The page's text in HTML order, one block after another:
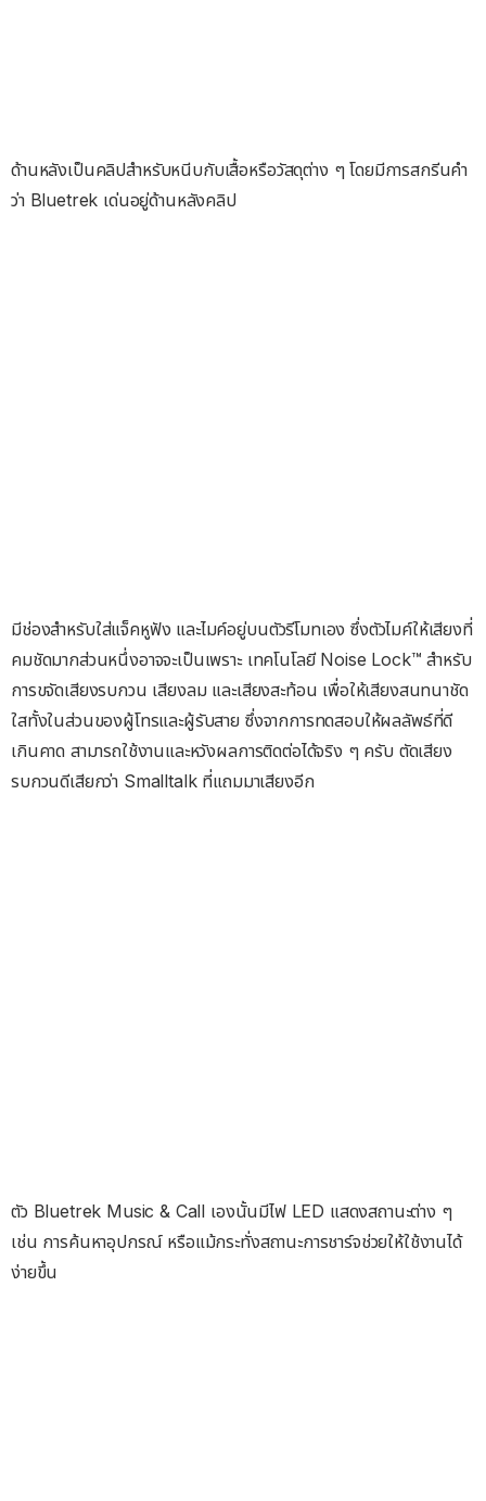
ด้านหลังเป็นคลิปสำหรับหนีบกับเสื้อหรือวัสดุต่าง ๆ โดยมีการสกรีนคำ
ว่า Bluetrek เด่นอยู่ด้านหลังคลิป
มีช่องสำหรับใส่แจ็คหูฟัง และไมค์อยู่บนตัวรีโมทเอง ซึ่งตัวไมค์ให้เสียงที่
คมชัดมากส่วนหนึ่งอาจจะเป็นเพราะ เทคโนโลยี Noise Lock™ สำหรับ
การขจัดเสียงรบกวน เสียงลม และเสียงสะท้อน เพื่อให้เสียงสนทนาชัด
ใสทั้งในส่วนของผู้โทรและผู้รับสาย ซึ่งจากการทดสอบให้ผลลัพธ์ที่ดี
เกินคาด สามารถใช้งานและหวังผลการติดต่อได้จริง ๆ ครับ ตัดเสียง
รบกวนดีเสียกว่า Smalltalk ที่แถมมาเสียงอีก
ตัว Bluetrek Music & Call เองนั้นมีไฟ LED แสดงสถานะต่าง ๆ
เช่น การค้นหาอุปกรณ์ หรือแม้กระทั่งสถานะการชาร์จช่วยให้ใช้งานได้
ง่ายขึ้น